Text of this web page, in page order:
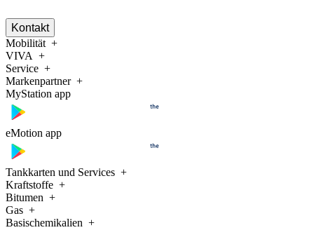
Kontakt
Mobilität
VIVA
Service
Markenpartner
MyStation app
eMotion app
Tankkarten und Services
Kraftstoffe
Bitumen
Gas
Basischemikalien